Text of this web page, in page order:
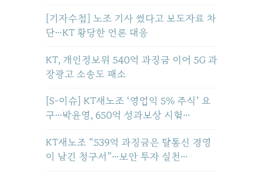
[기자수첩] 노조 기사 썼다고 보도자료 차
단…KT 황당한 언론 대응
KT, 개인정보위 540억 과징금 이어 5G 과
장광고 소송도 패소
[S-이슈] KT새노조 ‘영업익 5% 주식’ 요
구…박윤영, 650억 성과보상 시험…
KT새노조 “539억 과징금은 탈통신 경영
이 남긴 청구서”…보안 투자 실천…